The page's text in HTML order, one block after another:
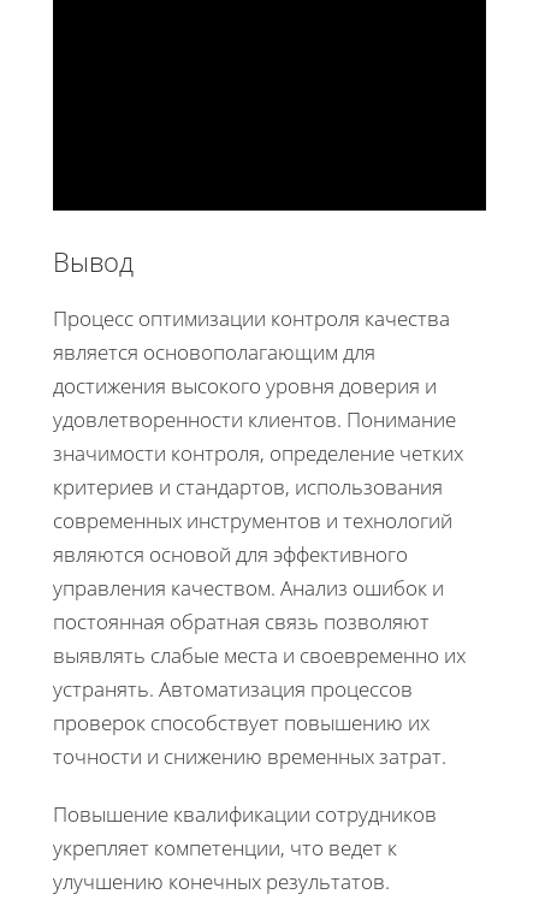
Вывод
Процесс оптимизации контроля качества
является основополагающим для
достижения высокого уровня доверия и
удовлетворенности клиентов. Понимание
значимости контроля, определение четких
критериев и стандартов, использования
современных инструментов и технологий
являются основой для эффективного
управления качеством. Анализ ошибок и
постоянная обратная связь позволяют
выявлять слабые места и своевременно их
устранять. Автоматизация процессов
проверок способствует повышению их
точности и снижению временных затрат.
Повышение квалификации сотрудников
укрепляет компетенции, что ведет к
улучшению конечных результатов.